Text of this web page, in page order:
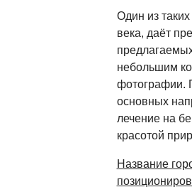
Один из
века, даёт
небольшим
фотографии.
основных
лечение на
красотой
Название